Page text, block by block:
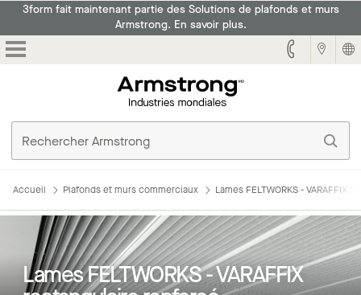
3form fait maintenant partie des Solutions de plafonds et murs
Armstrong. En savoir plus.
Accueil Plafonds et murs commerciaux Lames FELTWORKS - VARAFFIX
Lames FELTWORKS - VARAFFIX